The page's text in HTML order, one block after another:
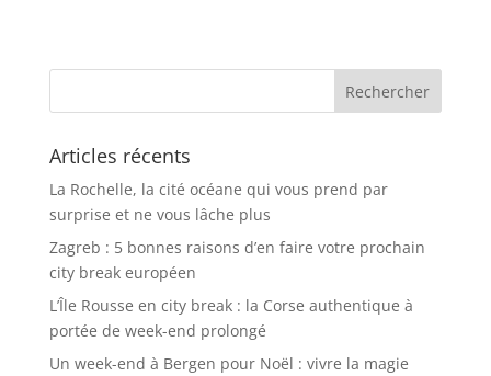
Articles récents
La Rochelle, la cité océane qui vous prend par
surprise et ne vous lâche plus
Zagreb : 5 bonnes raisons d’en faire votre prochain
city break européen
L’Île Rousse en city break : la Corse authentique à
portée de week-end prolongé
Un week-end à Bergen pour Noël : vivre la magie